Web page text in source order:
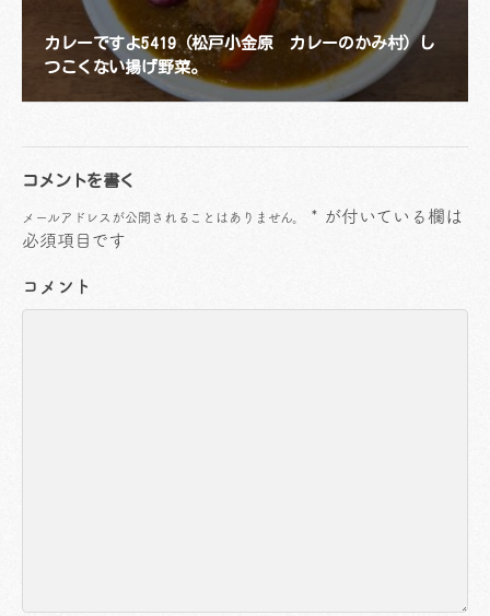
カレーですよ5419（松戸小金原 カレーのかみ村）し
つこくない揚げ野菜。
コメントを書く
メールアドレスが公開されることはありません。 * が付いている欄は
必須項目です
コメント